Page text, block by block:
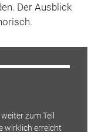
Der Ausblick
zum Teil
wirklich erreicht